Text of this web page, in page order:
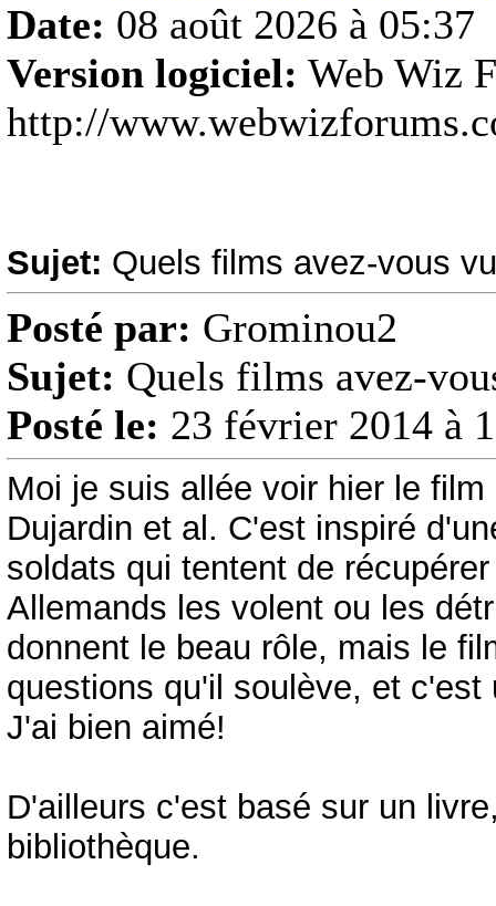
Date: 08 août 2026 à 05:37
Version logiciel: Web Wiz
http://
Sujet: Quels films avez-vous
Posté par: Grominou2
Sujet: Quels films avez-
Posté le: 23 février 2014 à
Moi je suis allée voir hier le film
Dujardin et al. C'est inspiré
soldats qui tentent de
Allemands les volent ou les
donnent le beau rôle, mais le
questions qu'il soulève, et
J'ai bien aimé!
D'ailleurs c'est basé sur un
bibliothèque.